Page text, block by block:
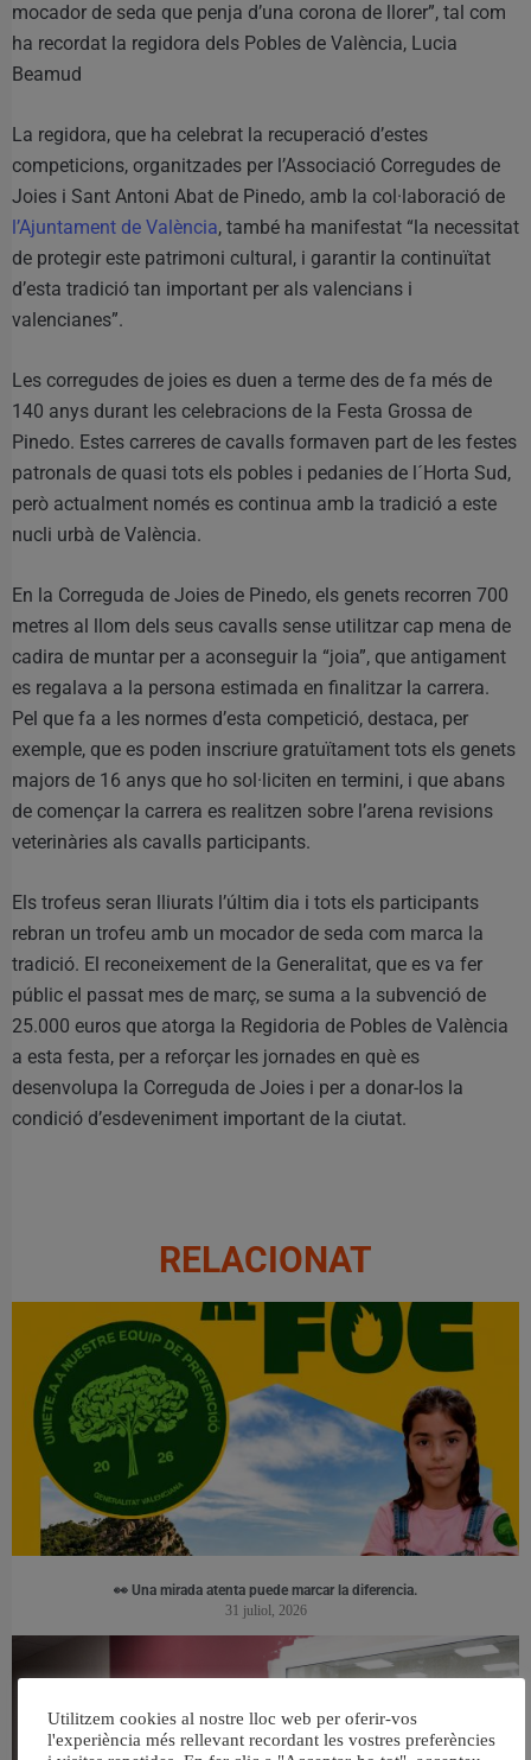
mocador de seda que penja d’una corona de llorer”, tal com
ha recordat la regidora dels Pobles de València, Lucia
Beamud
La regidora, que ha celebrat la recuperació d’estes
competicions, organitzades per l’Associació Corregudes de
Joies i Sant Antoni Abat de Pinedo, amb la col·laboració de
l’Ajuntament de València, també ha manifestat “la necessitat
de protegir este patrimoni cultural, i garantir la continuïtat
d’esta tradició tan important per als valencians i
valencianes”.
Les corregudes de joies es duen a terme des de fa més de
140 anys durant les celebracions de la Festa Grossa de
Pinedo. Estes carreres de cavalls formaven part de les festes
patronals de quasi tots els pobles i pedanies de l´Horta Sud,
però actualment només es continua amb la tradició a este
nucli urbà de València.
En la Correguda de Joies de Pinedo, els genets recorren 700
metres al llom dels seus cavalls sense utilitzar cap mena de
cadira de muntar per a aconseguir la “joia”, que antigament
es regalava a la persona estimada en finalitzar la carrera.
Pel que fa a les normes d’esta competició, destaca, per
exemple, que es poden inscriure gratuïtament tots els genets
majors de 16 anys que ho sol·liciten en termini, i que abans
de començar la carrera es realitzen sobre l’arena revisions
veterinàries als cavalls participants.
Els trofeus seran lliurats l’últim dia i tots els participants
rebran un trofeu amb un mocador de seda com marca la
tradició. El reconeixement de la Generalitat, que es va fer
públic el passat mes de març, se suma a la subvenció de
25.000 euros que atorga la Regidoria de Pobles de València
a esta festa, per a reforçar les jornades en què es
desenvolupa la Correguda de Joies i per a donar-los la
condició d’esdeveniment important de la ciutat.
RELACIONAT
👀 Una mirada atenta puede marcar la diferencia.
31 juliol, 2026
Utilitzem cookies al nostre lloc web per oferir-vos
l'experiència més rellevant recordant les vostres preferències